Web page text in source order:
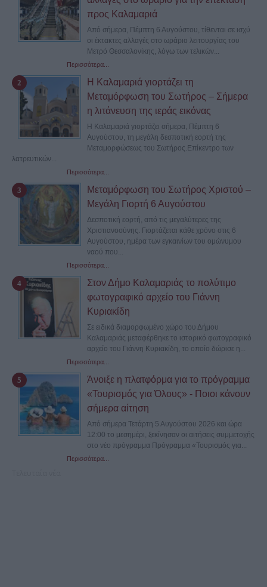
προς Καλαμαριά
Από σήμερα, Πέμπτη 6 Αυγούστου, τίθενται σε ισχύ
οι έκτακτες αλλαγές στο ωράριο λειτουργίας του
Μετρό Θεσσαλονίκης, λόγω των τελικών...
Περισσότερα...
Η Καλαμαριά γιορτάζει τη
Μεταμόρφωση του Σωτήρος – Σήμερα
η λιτάνευση της ιεράς εικόνας
Η Καλαμαριά γιορτάζει σήμερα, Πέμπτη 6
Αυγούστου, τη μεγάλη δεσποτική εορτή της
Μεταμορφώσεως του Σωτήρος.Επίκεντρο των
λατρευτικών...
Περισσότερα...
Μεταμόρφωση του Σωτήρος Χριστού –
Μεγάλη Γιορτή 6 Αυγούστου
Δεσποτική εορτή, από τις μεγαλύτερες της
Χριστιανοσύνης. Γιορτάζεται κάθε χρόνο στις 6
Αυγούστου, ημέρα των εγκαινίων του ομώνυμου
ναού που...
Περισσότερα...
Στον Δήμο Καλαμαριάς το πολύτιμο
φωτογραφικό αρχείο του Γιάννη
Κυριακίδη
Σε ειδικά διαμορφωμένο χώρο του Δήμου
Καλαμαριάς μεταφέρθηκε το ιστορικό φωτογραφικό
αρχείο του Γιάννη Κυριακίδη, το οποίο δώρισε η...
Περισσότερα...
Άνοιξε η πλατφόρμα για το πρόγραμμα
«Τουρισμός για Όλους» - Ποιοι κάνουν
σήμερα αίτηση
Από σήμερα Τετάρτη 5 Αυγούστου 2026 και ώρα
12:00 το μεσημέρι, ξεκίνησαν οι αιτήσεις συμμετοχής
στο νέο πρόγραμμα Πρόγραμμα «Τουρισμός για...
Περισσότερα...